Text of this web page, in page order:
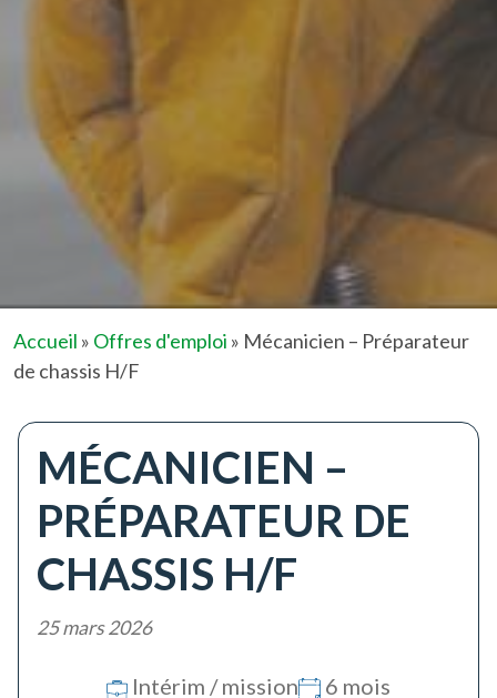
Accueil » Offres d'emploi » Mécanicien – Préparateur
de chassis H/F
MÉCANICIEN –
PRÉPARATEUR DE
CHASSIS H/F
25 mars 2026
Intérim / mission
6 mois